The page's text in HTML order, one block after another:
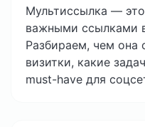
Мультиссылка —
важными ссылками
Разбираем, чем она
визитки, какие
must-have для